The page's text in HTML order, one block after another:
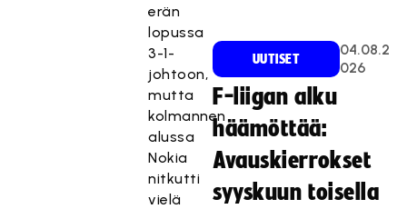
erän
lopussa
3-1-
johtoon,
mutta
kolmannen
alussa
Nokia
nitkutti
vielä
UUTISET
04.08.2
026
F-liigan alku
häämöttää:
Avauskierrokset
syyskuun toisella